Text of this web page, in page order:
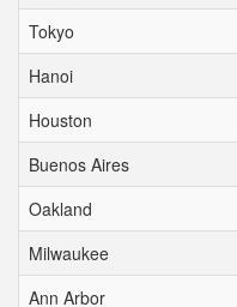
Tokyo
Hanoi
Houston
Buenos Aires
Oakland
Milwaukee
Ann Arbor